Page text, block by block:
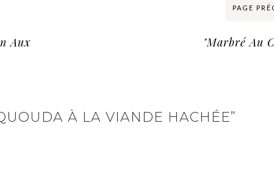
Aux
PAGE
"Marbré Au
À LA VIANDE HACHÉE”